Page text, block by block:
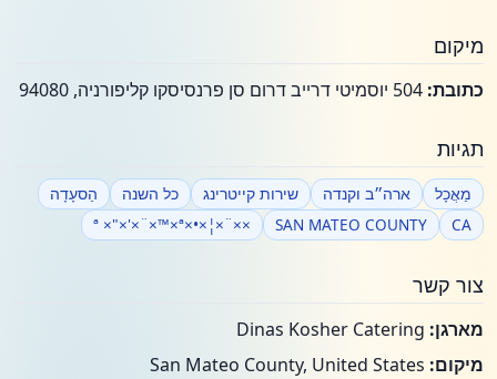
מיקום
כתובת:
תגיות
מַאֲכָל ארה״ב וקנדה שירות קייטרינג כל השנה
הַסעָדָה
CA
SAN MATEO COUNTY
××¨×¦×•×ª ×"×'×¨×™×ª
צור קשר
מארגן:
מיקום: